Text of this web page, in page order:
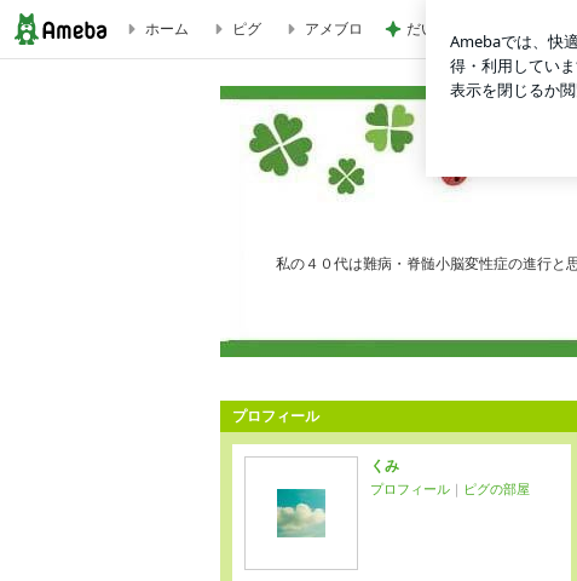
ホーム ピグ アメブロ だいた 薬の為に結局3枚食
私の４０代は難病・脊髄小脳変性症の進行と
プロフィール
くみ
プロフィール ｜ ピグの部屋